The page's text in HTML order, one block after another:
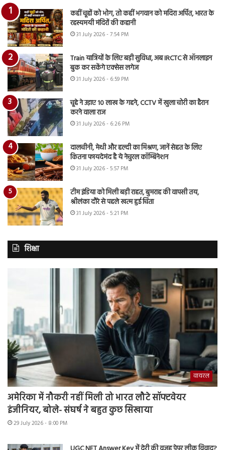
कहीं चूहों को भोग, तो कहीं भगवान को मदिरा अर्पित, भारत के
रहस्यमयी मंदिरों की कहानी
31 July 2026 - 7:54 PM
Train यात्रियों के लिए बड़ी सुविधा, अब IRCTC से ऑनलाइन
बुक कर सकेंगे एक्सेस लगेज
31 July 2026 - 6:59 PM
चूहे ने उड़ाए 10 लाख के गहने, CCTV में खुला चोरी का हैरान
करने वाला राज
31 July 2026 - 6:26 PM
दालचीनी, मेथी और हल्दी का मिश्रण, जानें सेहत के लिए
कितना फायदेमंद है ये नेचुरल कॉम्बिनेशन
31 July 2026 - 5:57 PM
टीम इंडिया को मिली बड़ी राहत, बुमराह की वापसी तय,
श्रीलंका दौरे से पहले खत्म हुई चिंता
31 July 2026 - 5:21 PM
शिक्षा
वायरल
अमेरिका में नौकरी नहीं मिली तो भारत लौटे सॉफ्टवेयर
इंजीनियर, बोले- संघर्ष ने बहुत कुछ सिखाया
29 July 2026 - 8:00 PM